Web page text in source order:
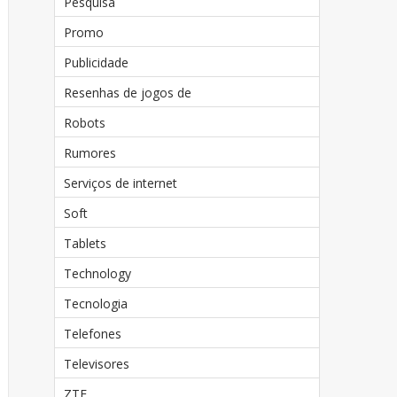
Promo
Publicidade
Resenhas de jogos de
Robots
Rumores
Serviços de internet
Soft
Tablets
Technology
Tecnologia
Telefones
Televisores